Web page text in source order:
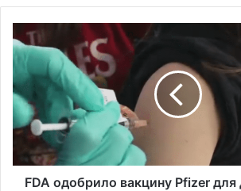
D
A
о
д
о
б
р
и
FDA одобрило вакцину Pfizer для